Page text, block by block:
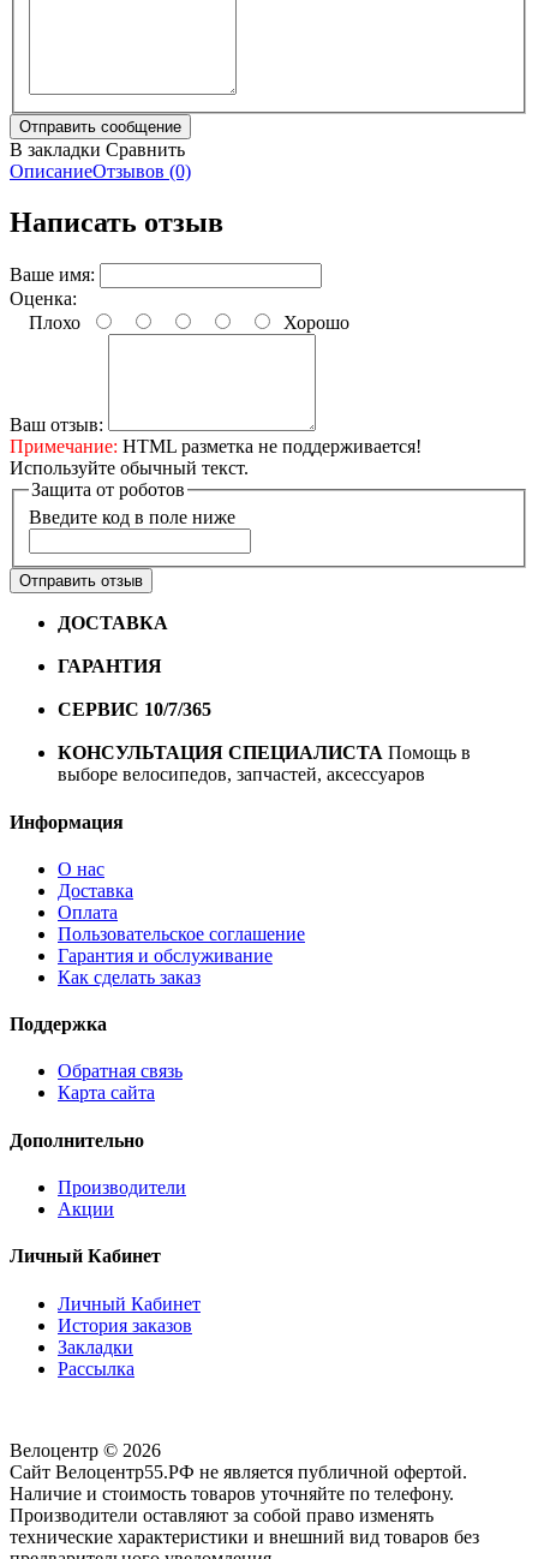
В закладки Сравнить
ОписаниеОтзывов (0)
Написать отзыв
Ваше имя:
Оценка:
Плохо
Хорошо
Ваш отзыв:
Примечание: HTML разметка не поддерживается!
Используйте обычный текст.
Защита от роботов
Введите код в поле ниже
Отправить отзыв
ДОСТАВКА
ГАРАНТИЯ
СЕРВИС 10/7/365
КОНСУЛЬТАЦИЯ СПЕЦИАЛИСТА Помощь в
выборе велосипедов, запчастей, аксессуаров
Информация
О нас
Доставка
Оплата
Пользовательское соглашение
Гарантия и обслуживание
Как сделать заказ
Поддержка
Обратная связь
Карта сайта
Дополнительно
Производители
Акции
Личный Кабинет
Личный Кабинет
История заказов
Закладки
Рассылка
Велоцентр © 2026
Сайт Велоцентр55.РФ не является публичной офертой.
Наличие и стоимость товаров уточняйте по телефону.
Производители оставляют за собой право изменять
технические характеристики и внешний вид товаров без